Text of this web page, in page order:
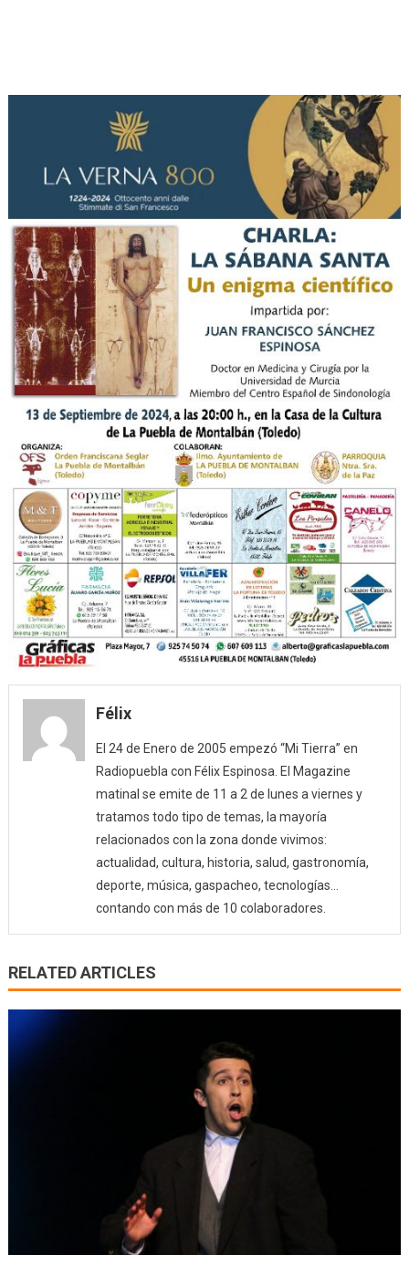
Félix
El 24 de Enero de 2005 empezó “Mi Tierra” en
Radiopuebla con Félix Espinosa. El Magazine
matinal se emite de 11 a 2 de lunes a viernes y
tratamos todo tipo de temas, la mayoría
relacionados con la zona donde vivimos:
actualidad, cultura, historia, salud, gastronomía,
deporte, música, gaspacheo, tecnologías…
contando con más de 10 colaboradores.
RELATED ARTICLES